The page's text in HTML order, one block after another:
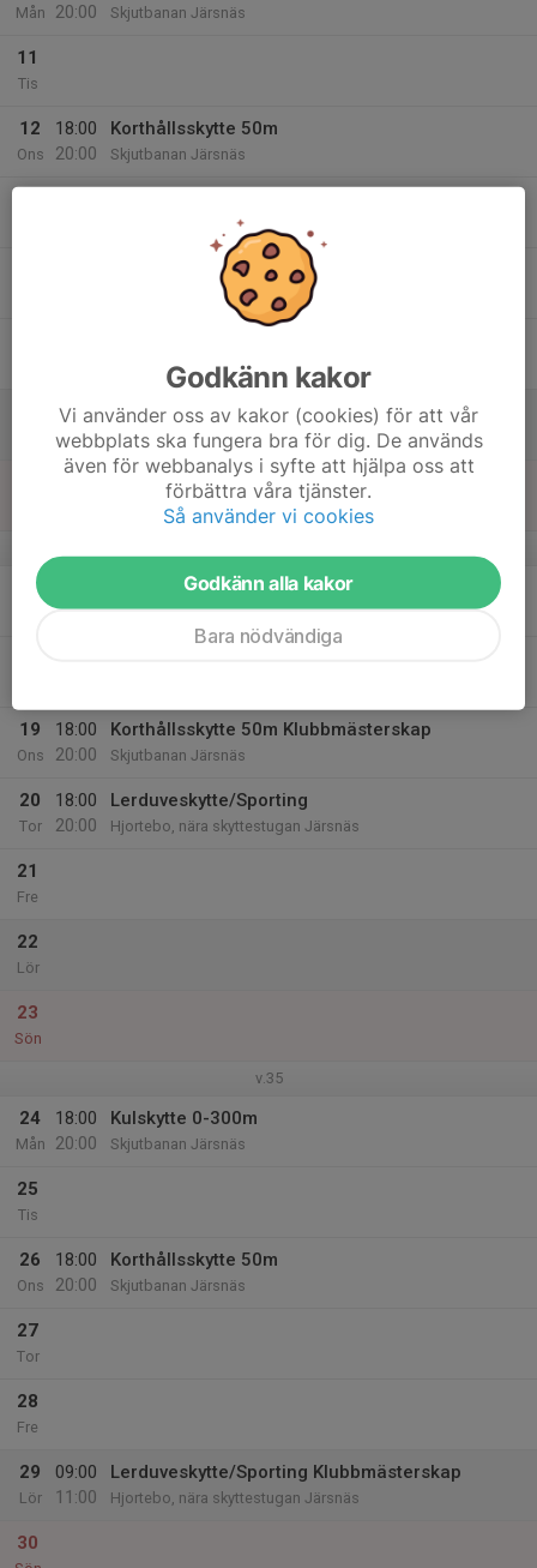
Mån
20:00
Skjutbanan Järsnäs
11
Tis
12
Ons
18:00
20:00
Korthållsskytte 50m
Skjutbanan Järsnäs
Hjortebo, nära skyttestugan Järsnäs
Styrelsemöte Styrelse
17
20:00
Kulskytte 0-300m
Skjutbanan Järsnäs
19
Ons
18:00
20:00
Korthållsskytte 50m Klubbmästerskap
Skjutbanan Järsnäs
20
Tor
18:00
20:00
Lerduveskytte/Sporting
Hjortebo, nära skyttestugan Järsnäs
21
Fre
22
Lör
23
Sön
v.35
24
Mån
18:00
20:00
Kulskytte 0-300m
Skjutbanan Järsnäs
25
Tis
26
Ons
18:00
20:00
Korthållsskytte 50m
Skjutbanan Järsnäs
27
Tor
28
Fre
29
Lör
09:00
11:00
Lerduveskytte/Sporting Klubbmästerskap
Hjortebo, nära skyttestugan Järsnäs
30
Godkänn kakor
Vi använder oss av kakor (cookies) för att vår
webbplats ska fungera bra för dig. De används
även för webbanalys i syfte att hjälpa oss att
förbättra våra tjänster.
Så använder vi cookies
Godkänn alla kakor
Bara nödvändiga